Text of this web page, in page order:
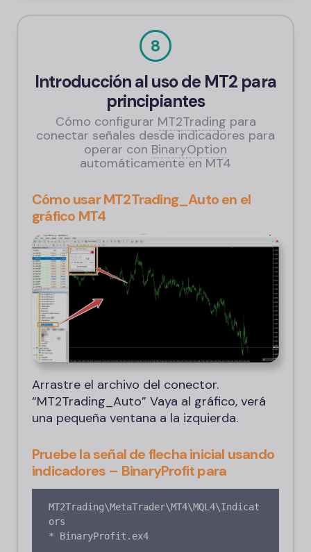
8
Introducción al uso de MT2 para
principiantes
Cómo configurar MT2Trading para
conectar señales desde indicadores para
operar con BinaryOption
automáticamente en MT4
Cómo usar MT2Trading_Auto en el
gráfico MT4
Arrastre el archivo del conector.
“MT2Trading_Auto” Vaya al gráfico, verá
una pequeña ventana a la izquierda.
Pruebe la señal de flecha inicial usando
indicadores – BinaryProfit para
MT2Trading\MetaTrader\MT4\MQL4\Indicat
ors
* BinaryProfit.ex4